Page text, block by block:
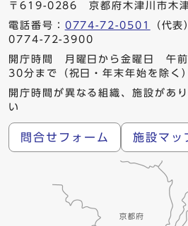
〒619-0286 京都府木津川市木
電話番号： 0774-72-0501
（代
0774-72-3900
開庁時間 月曜日から金曜日 午
30分まで（祝日・年末年始を除く）
開庁時間が異なる組織、施設があ
い
問合せフォーム 施設マッ